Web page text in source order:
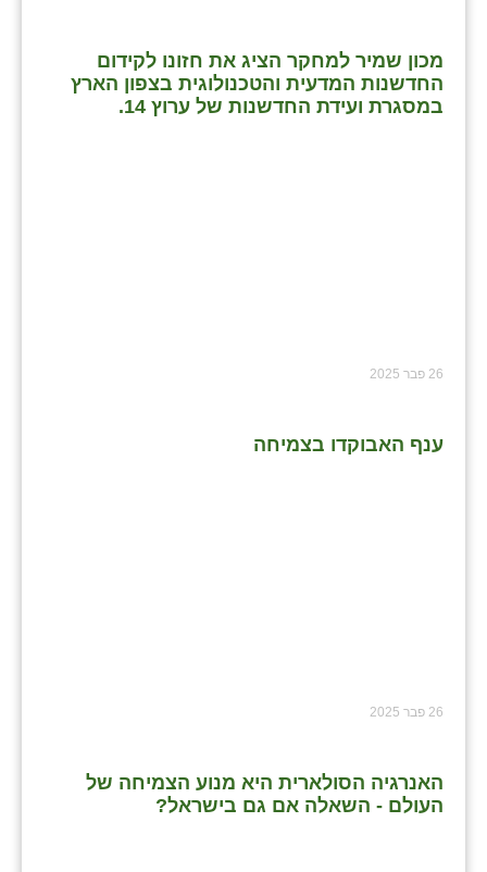
מכון שמיר למחקר הציג את חזונו לקידום
החדשנות המדעית והטכנולוגית בצפון הארץ
במסגרת ועידת החדשנות של ערוץ 14.
26 פבר 2025
ענף האבוקדו בצמיחה
26 פבר 2025
האנרגיה הסולארית היא מנוע הצמיחה של
העולם - השאלה אם גם בישראל?